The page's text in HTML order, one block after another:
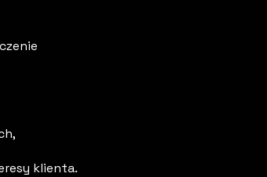
klienta.